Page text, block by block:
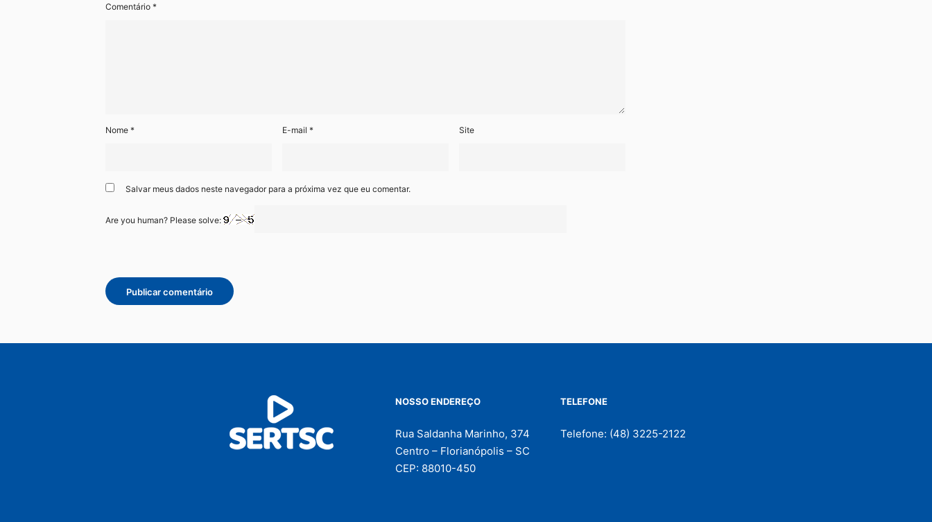
Comentário *
Nome * E-mail * Site
Salvar meus dados neste navegador para a próxima vez que eu comentar.
Are you human? Please solve:
NOSSO ENDEREÇO
Rua Saldanha Marinho, 374
Centro – Florianópolis – SC
CEP: 88010-450
TELEFONE
Telefone: (48) 3225-2122